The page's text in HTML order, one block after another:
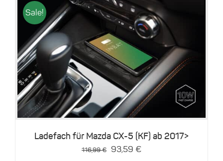
Sale!
Details
Ladefach für Mazda CX-5 (KF) ab 2017>
116,99€ Ursprünglicher
93,59 €Aktueller